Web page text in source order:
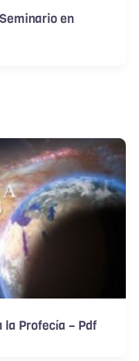
en
Profecía – Pdf